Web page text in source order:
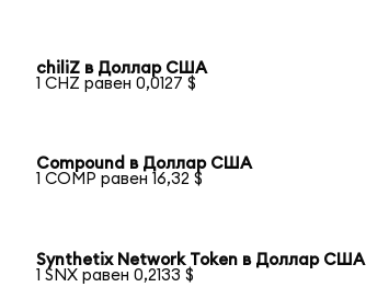
chiliZ в Доллар США
1 CHZ равен 0,0127 $
Compound в Доллар США
1 COMP равен 16,32 $
Synthetix Network Token в Доллар США
1 SNX равен 0,2133 $